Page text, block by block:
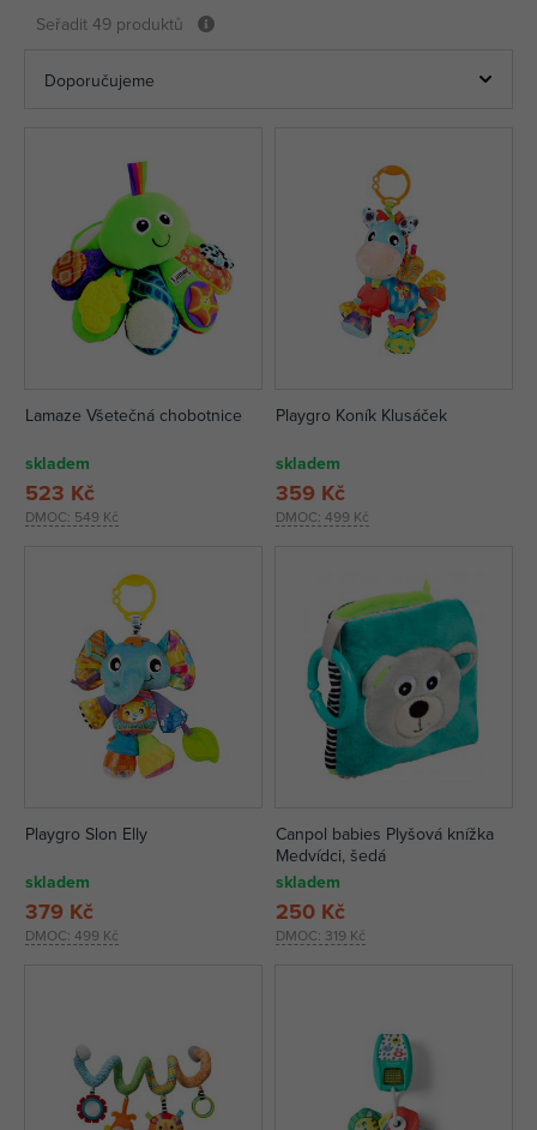
Seřadit 49 produktů
Lamaze Všetečná chobotnice
skladem
DMOC: 549 Kč
523 Kč
Playgro Koník Klusáček
skladem
DMOC: 499 Kč
359 Kč
Playgro Slon Elly
skladem
DMOC: 499 Kč
379 Kč
Canpol babies Plyšová knížka
Medvídci, šedá
skladem
DMOC: 319 Kč
250 Kč